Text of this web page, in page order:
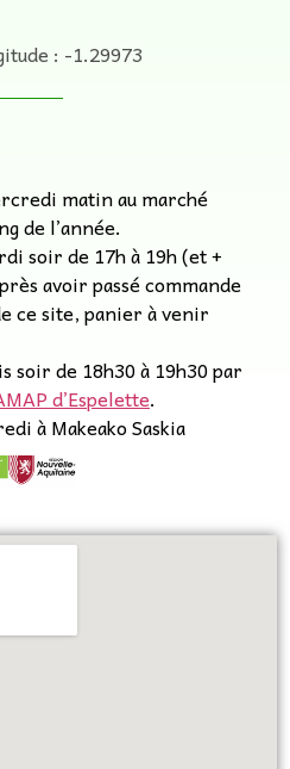
: -1.29973
matin au marché
de l’année.
soir de 17h à 19h (et +
avoir passé commande
ce site, panier à venir
soir de 18h30 à 19h30 par
d’Espelette.
à Makeako Saskia